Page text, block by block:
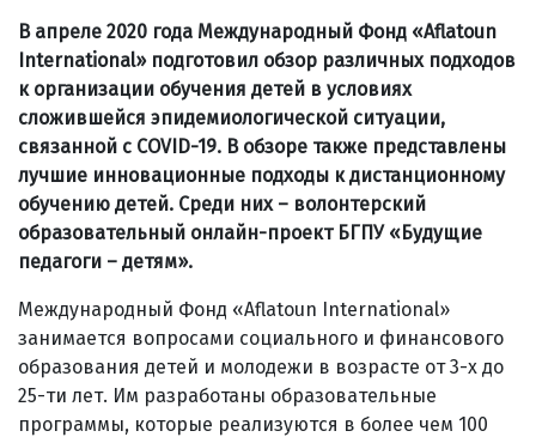
В апреле 2020 года Международный Фонд «Aflatoun
International» подготовил обзор различных подходов
к организации обучения детей в условиях
сложившейся эпидемиологической ситуации,
связанной с COVID-19. В обзоре также представлены
лучшие инновационные подходы к дистанционному
обучению детей. Среди них – волонтерский
образовательный онлайн-проект БГПУ «Будущие
педагоги – детям».
Международный Фонд «Aflatoun International»
занимается вопросами социального и финансового
образования детей и молодежи в возрасте от 3-х до
25-ти лет. Им разработаны образовательные
программы, которые реализуются в более чем 100